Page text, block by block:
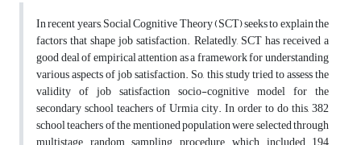
In recent years, Social Cognitive Theory (SCT) seeks to explain the
factors that shape job satisfaction. Relatedly, SCT has received a
good deal of empirical attention as a framework for understanding
various aspects of job satisfaction. So, this study tried to assess the
validity of job satisfaction socio-cognitive model for the
secondary school teachers of Urmia city. In order to do this, 382
school teachers of the mentioned population were selected through